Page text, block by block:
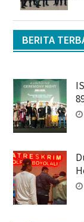
BERITA